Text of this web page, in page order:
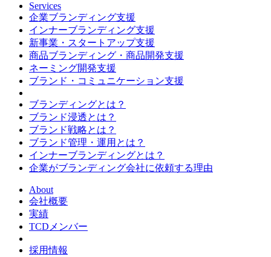
Services
企業ブランディング支援
インナーブランディング支援
新事業・スタートアップ支援
商品ブランディング・商品開発支援
ネーミング開発支援
ブランド・コミュニケーション支援
ブランディングとは？
ブランド浸透とは？
ブランド戦略とは？
ブランド管理・運用とは？
インナーブランディングとは？
企業がブランディング会社に依頼する理由
About
会社概要
実績
TCDメンバー
採用情報